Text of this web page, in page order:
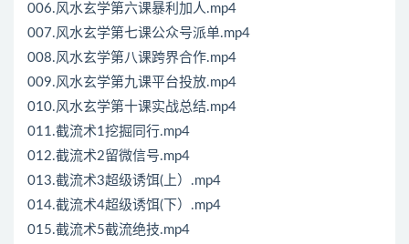
006.风水玄学第六课暴利加人.mp4
007.风水玄学第七课公众号派单.mp4
008.风水玄学第八课跨界合作.mp4
009.风水玄学第九课平台投放.mp4
010.风水玄学第十课实战总结.mp4
011.截流术1挖掘同行.mp4
012.截流术2留微信号.mp4
013.截流术3超级诱饵(上）.mp4
014.截流术4超级诱饵(下）.mp4
015.截流术5截流绝技.mp4